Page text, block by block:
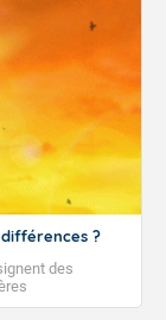
?
des
de chaleur qui